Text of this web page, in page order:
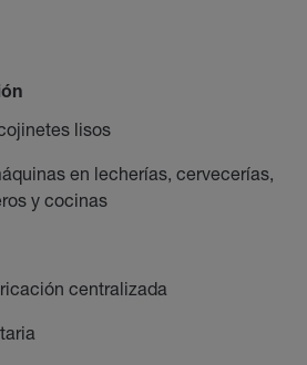
lisos
en lecherías, cervecerías,
y cocinas
centralizada